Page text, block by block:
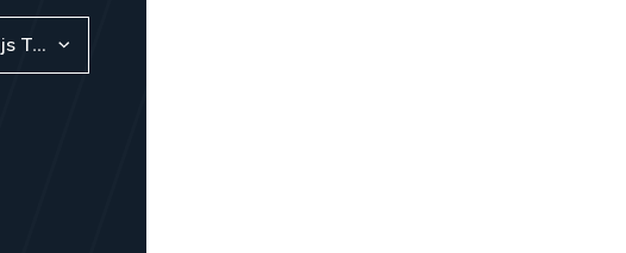
Aanschafprijs Tot